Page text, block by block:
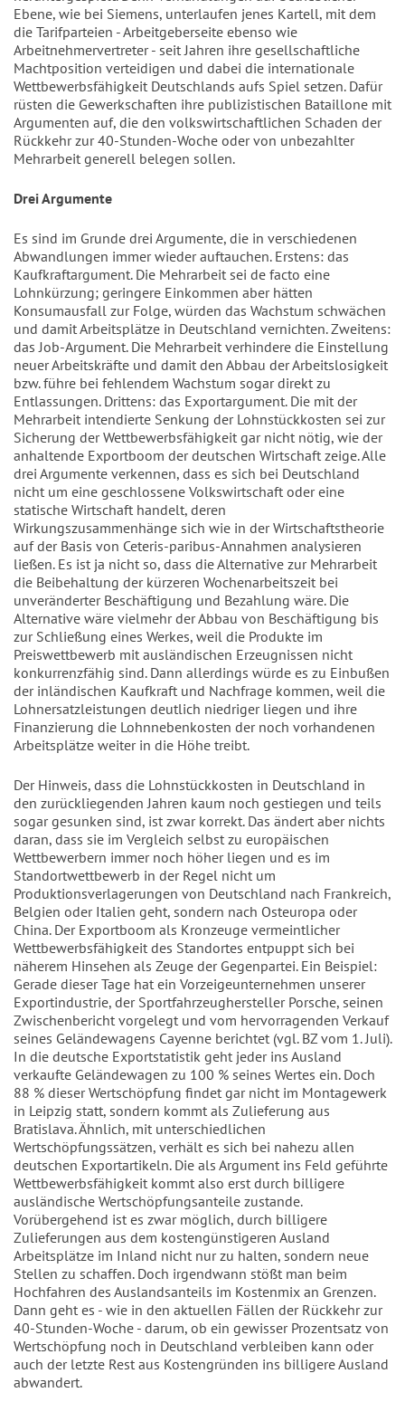
Ebene, wie bei Siemens, unterlaufen jenes Kartell, mit dem
die Tarifparteien - Arbeitgeberseite ebenso wie
Arbeitnehmervertreter - seit Jahren ihre gesellschaftliche
Machtposition verteidigen und dabei die internationale
Wettbewerbsfähigkeit Deutschlands aufs Spiel setzen. Dafür
rüsten die Gewerkschaften ihre publizistischen Bataillone mit
Argumenten auf, die den volkswirtschaftlichen Schaden der
Rückkehr zur 40-Stunden-Woche oder von unbezahlter
Mehrarbeit generell belegen sollen.
Drei Argumente
Es sind im Grunde drei Argumente, die in verschiedenen
Abwandlungen immer wieder auftauchen. Erstens: das
Kaufkraftargument. Die Mehrarbeit sei de facto eine
Lohnkürzung; geringere Einkommen aber hätten
Konsumausfall zur Folge, würden das Wachstum schwächen
und damit Arbeitsplätze in Deutschland vernichten. Zweitens:
das Job-Argument. Die Mehrarbeit verhindere die Einstellung
neuer Arbeitskräfte und damit den Abbau der Arbeitslosigkeit
bzw. führe bei fehlendem Wachstum sogar direkt zu
Entlassungen. Drittens: das Exportargument. Die mit der
Mehrarbeit intendierte Senkung der Lohnstückkosten sei zur
Sicherung der Wettbewerbsfähigkeit gar nicht nötig, wie der
anhaltende Exportboom der deutschen Wirtschaft zeige. Alle
drei Argumente verkennen, dass es sich bei Deutschland
nicht um eine geschlossene Volkswirtschaft oder eine
statische Wirtschaft handelt, deren
Wirkungszusammenhänge sich wie in der Wirtschaftstheorie
auf der Basis von Ceteris-paribus-Annahmen analysieren
ließen. Es ist ja nicht so, dass die Alternative zur Mehrarbeit
die Beibehaltung der kürzeren Wochenarbeitszeit bei
unveränderter Beschäftigung und Bezahlung wäre. Die
Alternative wäre vielmehr der Abbau von Beschäftigung bis
zur Schließung eines Werkes, weil die Produkte im
Preiswettbewerb mit ausländischen Erzeugnissen nicht
konkurrenzfähig sind. Dann allerdings würde es zu Einbußen
der inländischen Kaufkraft und Nachfrage kommen, weil die
Lohnersatzleistungen deutlich niedriger liegen und ihre
Finanzierung die Lohnnebenkosten der noch vorhandenen
Arbeitsplätze weiter in die Höhe treibt.
Der Hinweis, dass die Lohnstückkosten in Deutschland in
den zurückliegenden Jahren kaum noch gestiegen und teils
sogar gesunken sind, ist zwar korrekt. Das ändert aber nichts
daran, dass sie im Vergleich selbst zu europäischen
Wettbewerbern immer noch höher liegen und es im
Standortwettbewerb in der Regel nicht um
Produktionsverlagerungen von Deutschland nach Frankreich,
Belgien oder Italien geht, sondern nach Osteuropa oder
China. Der Exportboom als Kronzeuge vermeintlicher
Wettbewerbsfähigkeit des Standortes entpuppt sich bei
näherem Hinsehen als Zeuge der Gegenpartei. Ein Beispiel:
Gerade dieser Tage hat ein Vorzeigeunternehmen unserer
Exportindustrie, der Sportfahrzeughersteller Porsche, seinen
Zwischenbericht vorgelegt und vom hervorragenden Verkauf
seines Geländewagens Cayenne berichtet (vgl. BZ vom 1. Juli).
In die deutsche Exportstatistik geht jeder ins Ausland
verkaufte Geländewagen zu 100 % seines Wertes ein. Doch
88 % dieser Wertschöpfung findet gar nicht im Montagewerk
in Leipzig statt, sondern kommt als Zulieferung aus
Bratislava. Ähnlich, mit unterschiedlichen
Wertschöpfungssätzen, verhält es sich bei nahezu allen
deutschen Exportartikeln. Die als Argument ins Feld geführte
Wettbewerbsfähigkeit kommt also erst durch billigere
ausländische Wertschöpfungsanteile zustande.
Vorübergehend ist es zwar möglich, durch billigere
Zulieferungen aus dem kostengünstigeren Ausland
Arbeitsplätze im Inland nicht nur zu halten, sondern neue
Stellen zu schaffen. Doch irgendwann stößt man beim
Hochfahren des Auslandsanteils im Kostenmix an Grenzen.
Dann geht es - wie in den aktuellen Fällen der Rückkehr zur
40-Stunden-Woche - darum, ob ein gewisser Prozentsatz von
Wertschöpfung noch in Deutschland verbleiben kann oder
auch der letzte Rest aus Kostengründen ins billigere Ausland
abwandert.